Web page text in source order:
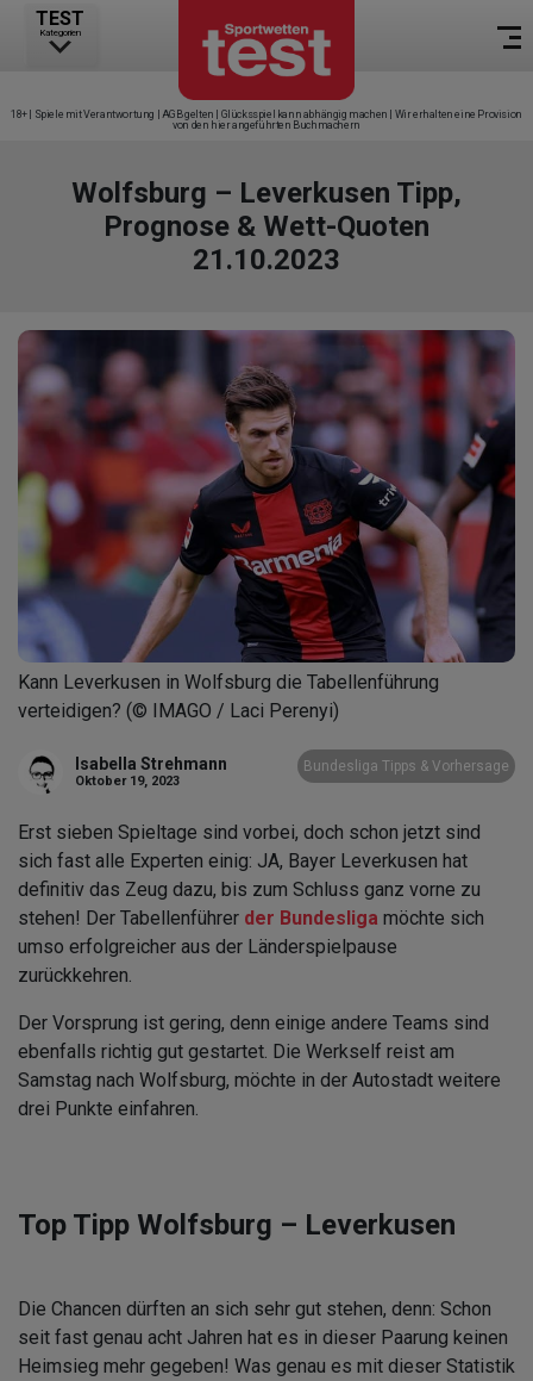
TEST
Kategorien
18+ | Spiele mit Verantwortung | AGB gelten | Glücksspiel kann abhängig machen | Wir erhalten eine Provision
von den hier angeführten Buchmachern
Wolfsburg – Leverkusen Tipp,
Prognose & Wett-Quoten
21.10.2023
Kann Leverkusen in Wolfsburg die Tabellenführung
verteidigen? (© IMAGO / Laci Perenyi)
Isabella Strehmann
Oktober 19, 2023
Bundesliga Tipps & Vorhersage
Erst sieben Spieltage sind vorbei, doch schon jetzt sind
sich fast alle Experten einig: JA, Bayer Leverkusen hat
definitiv das Zeug dazu, bis zum Schluss ganz vorne zu
stehen! Der Tabellenführer der Bundesliga möchte sich
umso erfolgreicher aus der Länderspielpause
zurückkehren.
Der Vorsprung ist gering, denn einige andere Teams sind
ebenfalls richtig gut gestartet. Die Werkself reist am
Samstag nach Wolfsburg, möchte in der Autostadt weitere
drei Punkte einfahren.
Top Tipp Wolfsburg – Leverkusen
Die Chancen dürften an sich sehr gut stehen, denn: Schon
seit fast genau acht Jahren hat es in dieser Paarung keinen
Heimsieg mehr gegeben! Was genau es mit dieser Statistik